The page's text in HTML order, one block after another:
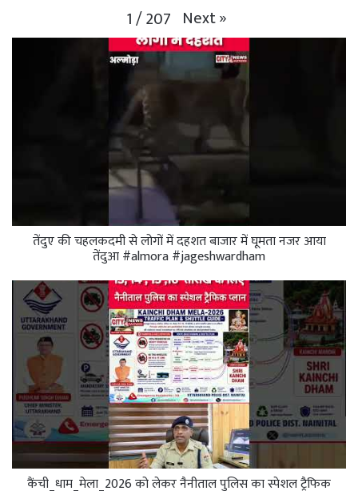
1/207 Next»
तेंदुए की चहलकदमी से लोगों में दहशत बाजार में घूमता नजर आया
तेंदुआ #almora #jageshwardham
कैंची_धाम_मेला_2026 को लेकर नैनीताल पुलिस का स्पेशल ट्रैफिक